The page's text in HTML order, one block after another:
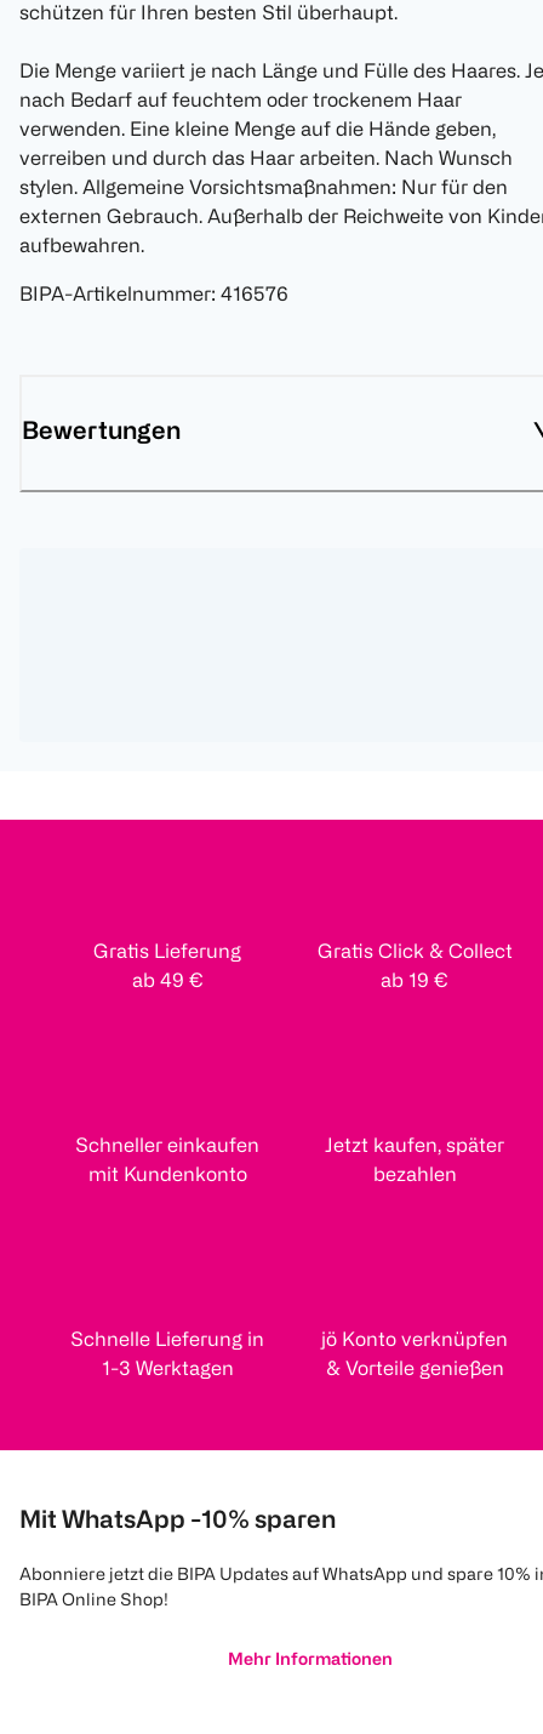
schützen für Ihren besten Stil überhaupt.
Die Menge variiert je nach Länge und Fülle des Haares. Je
nach Bedarf auf feuchtem oder trockenem Haar
verwenden. Eine kleine Menge auf die Hände geben,
verreiben und durch das Haar arbeiten. Nach Wunsch
stylen. Allgemeine Vorsichtsmaßnahmen: Nur für den
externen Gebrauch. Außerhalb der Reichweite von
aufbewahren.
BIPA-Artikelnummer: 416576
Bewertungen
Gratis Lieferung
ab 49 €
Gratis Click & Collect
ab 19 €
Schneller einkaufen
mit Kundenkonto
Jetzt kaufen, später
bezahlen
Schnelle Lieferung in
1-3 Werktagen
jö Konto verknüpfen
& Vorteile genießen
Mit WhatsApp -10% sparen
Abonniere jetzt die BIPA Updates auf WhatsApp und spare 10%
BIPA Online Shop!
Mehr Informationen